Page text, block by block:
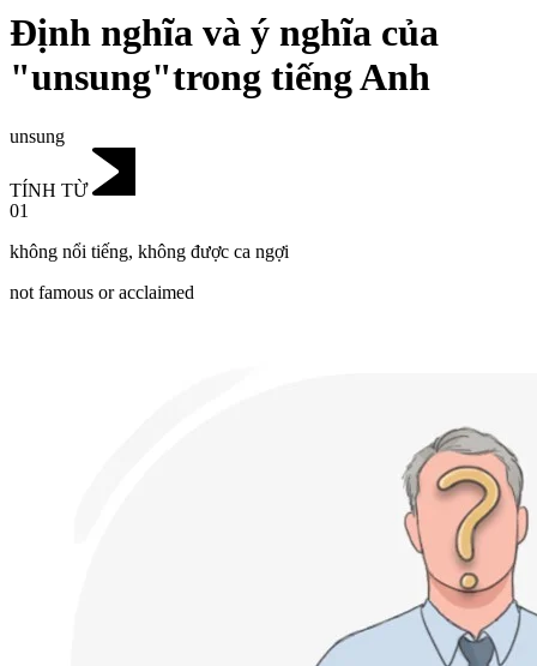
Định nghĩa và ý nghĩa của
"unsung"trong tiếng Anh
unsung
TÍNH TỪ
01
không nổi tiếng, không được ca ngợi
not famous or acclaimed